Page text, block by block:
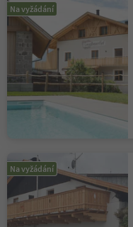
Na vyžádání
Na vyžádání